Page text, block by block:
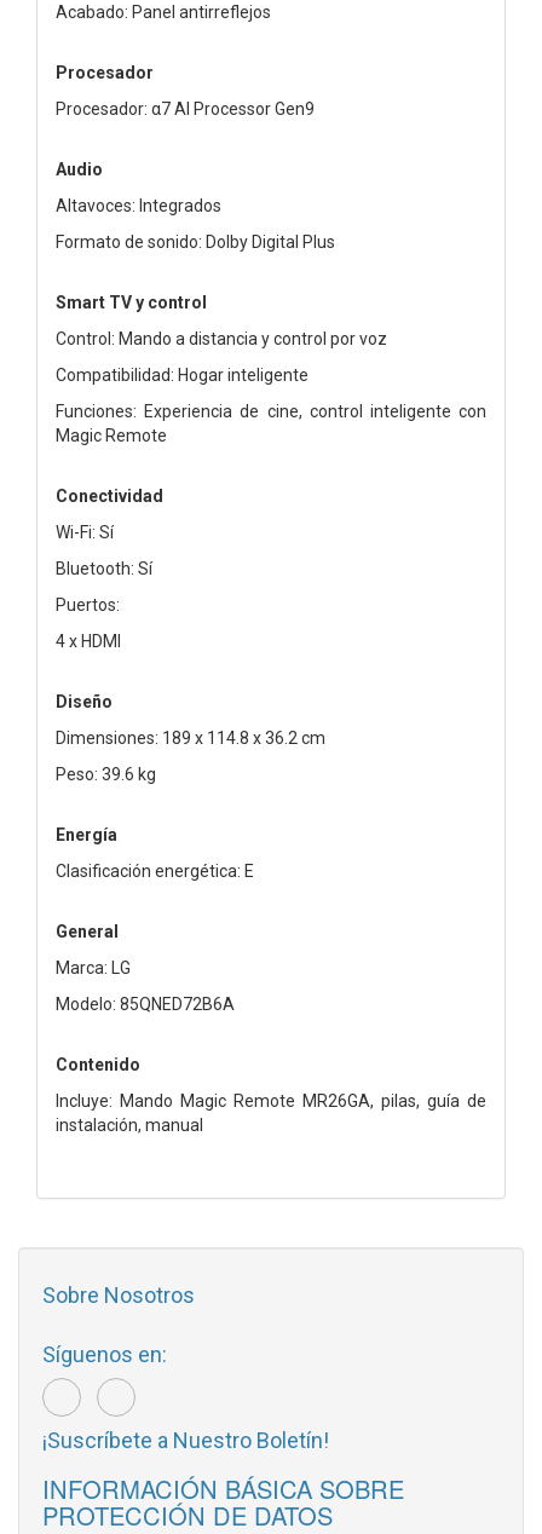
Acabado: Panel antirreflejos
Procesador
Procesador: α7 AI Processor Gen9
Audio
Altavoces: Integrados
Formato de sonido: Dolby Digital Plus
Smart TV y control
Control: Mando a distancia y control por voz
Compatibilidad: Hogar inteligente
Funciones: Experiencia de cine, control inteligente con
Magic Remote
Conectividad
Wi-Fi: Sí
Bluetooth: Sí
Puertos:
4 x HDMI
Diseño
Dimensiones: 189 x 114.8 x 36.2 cm
Peso: 39.6 kg
Energía
Clasificación energética: E
General
Marca: LG
Modelo: 85QNED72B6A
Contenido
Incluye: Mando Magic Remote MR26GA, pilas, guía de
instalación, manual
Sobre Nosotros
Síguenos en:
¡Suscríbete a Nuestro Boletín!
INFORMACIÓN BÁSICA SOBRE
PROTECCIÓN DE DATOS